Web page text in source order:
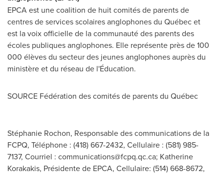
EPCA est une coalition de huit comités de parents de
centres de services scolaires anglophones du Québec et
est la voix officielle de la communauté des parents des
écoles publiques anglophones. Elle représente près de 100
000 élèves du secteur des jeunes anglophones auprès du
ministère et du réseau de l'Éducation.
SOURCE Fédération des comités de parents du Québec
Stéphanie Rochon, Responsable des communications de la
FCPQ, Téléphone : (418) 667-2432, Cellulaire : (581) 985-
7137, Courriel : communications@fcpq.qc.ca; Katherine
Korakakis, Présidente de EPCA, Cellulaire: (514) 668-8672,